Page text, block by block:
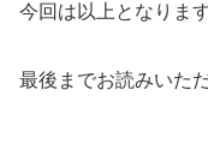
今回は以上となります
最後までお読みいた